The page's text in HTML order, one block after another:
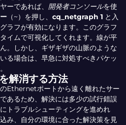
ーであれば、 開発者コンソールを使
（~）を押し、 cq_netgraph 1 と入
ラフが有効になります。このグラフ
イムで可視化してくれます。線が平
。しかし、ギザギザの山脈のような
る場合は、早急に対処すべきパケッ
解消する方法
Ethernetポートから遠く離れたサー
あるため、解決には多少の試行錯誤
トラブルシューティングを進めれ
み、自分の環境に合った解決策を見